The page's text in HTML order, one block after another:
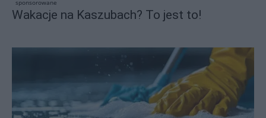
sponsorowane
Wakacje na Kaszubach? To jest to!